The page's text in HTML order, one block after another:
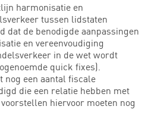
harmonisatie en
tussen lidstaten
dat de benodigde aanpassingen
en vereenvoudiging
in de wet wordt
quick fixes).
nog een aantal fiscale
die een relatie hebben met
hiervoor moeten nog